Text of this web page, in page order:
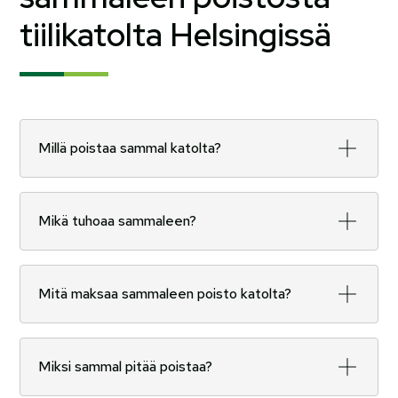
tiilikatolta Helsingissä
Millä poistaa sammal katolta?
tarvittaessa biologisesti hajoavat käsittelyaineet.
Työ tehdään aina niin, ettei tiilikatto vahingoitu.
Mikä tuhoaa sammaleen?
estävät uutta kasvua pitkään. Näin katto pysyy
puhtaana ja kuivempana.
Mitä maksaa sammaleen poisto katolta?
tarjouksen kohteen kartoituksen jälkeen, jotta tiedät
Miksi sammal pitää poistaa?